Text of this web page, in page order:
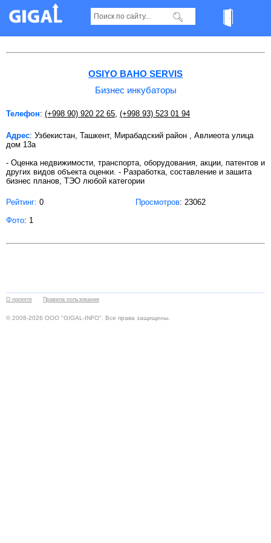
Бизнес инкубаторы в Ташкенте
OSIYO BAHO SERVIS
Бизнес инкубаторы
Телефон: (+998 90) 920 22 65 (+998 93) 523 01 94
Адрес: Узбекистан, Ташкент, Мирабадский район , Авлиеота улица
дом 13а
- Оценка недвижимости, транспорта, оборудования, акции, патентов и
других видов объекта оценки. - Разработка, составление и зашита
бизнес планов, ТЭО любой категории
Рейтинг: 0 Просмотров: 23062
Фото: 1
О проекте Правила пользования
© 2008-2026 ООО "GIGAL-INFO". Все права защищены.